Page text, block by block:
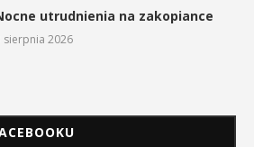
utrudnienia na zakopiance
sierpnia 2026